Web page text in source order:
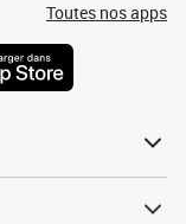
Toutes nos apps